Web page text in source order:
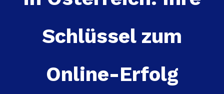
Schlüssel zum
Online-Erfolg